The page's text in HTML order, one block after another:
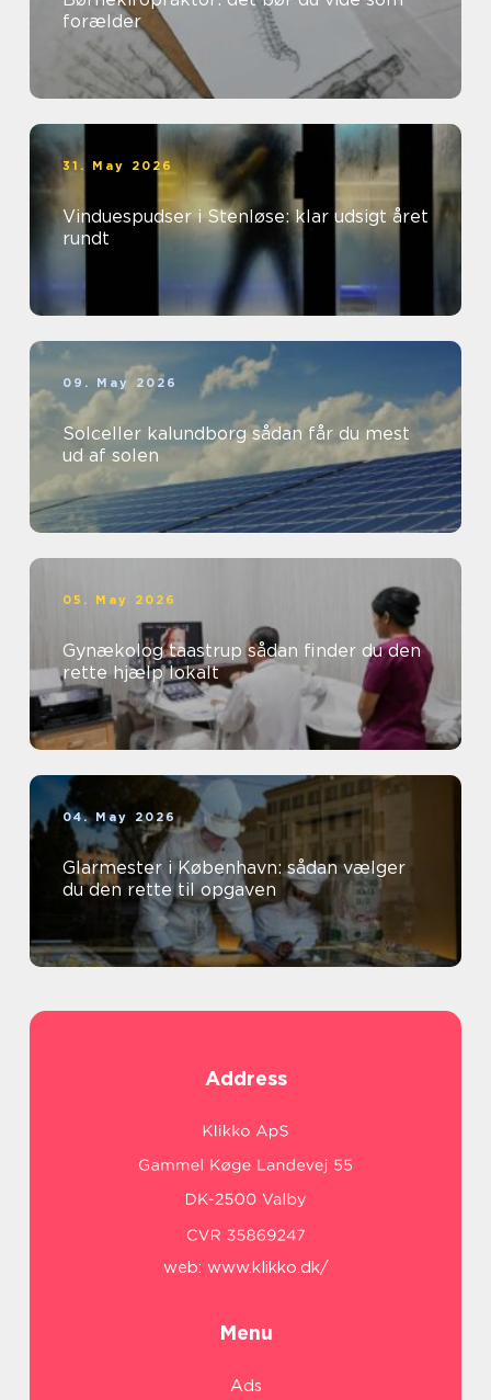
forælder
31. May 2026
Vinduespudser i Stenløse: klar udsigt året
rundt
09. May 2026
Solceller kalundborg sådan får du mest
ud af solen
05. May 2026
Gynækolog taastrup sådan finder du den
rette hjælp lokalt
04. May 2026
Glarmester i København: sådan vælger
du den rette til opgaven
Address
web: www.klikko.dk/
Menu
Ads